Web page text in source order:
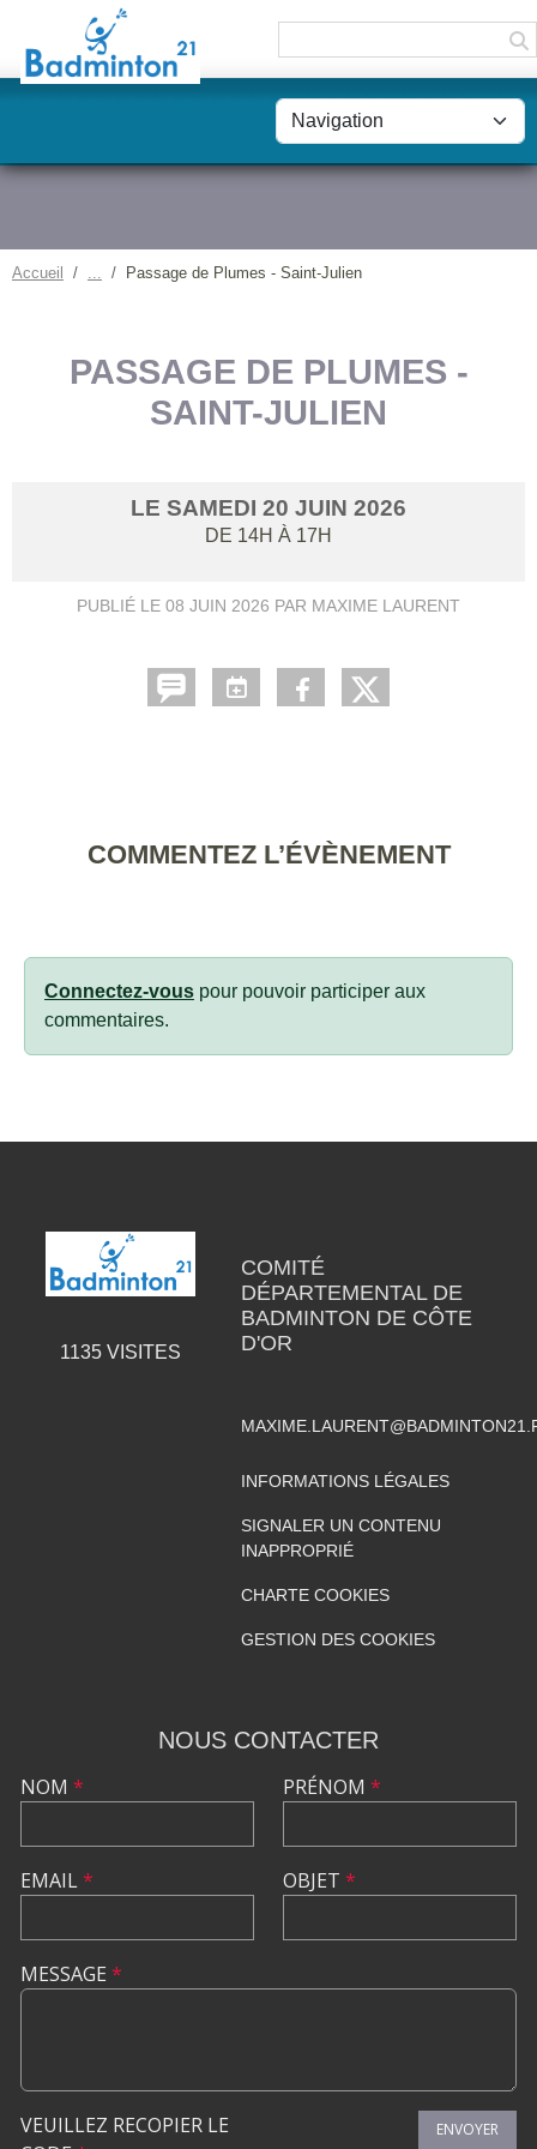
Accueil Passage de Plumes - Saint-Julien
PASSAGE DE PLUMES -
SAINT-JULIEN
LE SAMEDI 20 JUIN 2026
DE 14H À 17H
PUBLIÉ LE 08 JUIN 2026 PAR MAXIME LAURENT
COMMENTEZ L’ÉVÈNEMENT
Connectez-vous pour pouvoir participer aux
commentaires.
1135VISITES
COMITÉ
DÉPARTEMENTAL DE
BADMINTON DE CÔTE
D'OR
INFORMATIONS LÉGALES
SIGNALER UN CONTENU
INAPPROPRIÉ
CHARTE COOKIES
GESTION DES COOKIES
NOUS CONTACTER
NOM *
EMAIL*
PRÉNOM *
OBJET *
MESSAGE *
VEUILLEZ RECOPIER LE
ENVOYER
Panneau de gestion des cookies